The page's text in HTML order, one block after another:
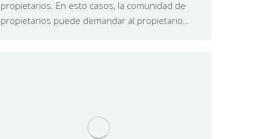
propietarios. En esto casos, la comunidad de
propietarios puede demandar al propietario…